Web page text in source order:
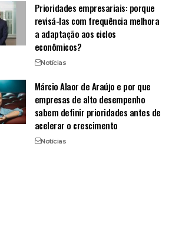
Prioridades empresariais: porque
revisá-las com frequência melhora
a adaptação aos ciclos
econômicos?
Notícias
Márcio Alaor de Araújo e por que
empresas de alto desempenho
sabem definir prioridades antes de
acelerar o crescimento
Notícias